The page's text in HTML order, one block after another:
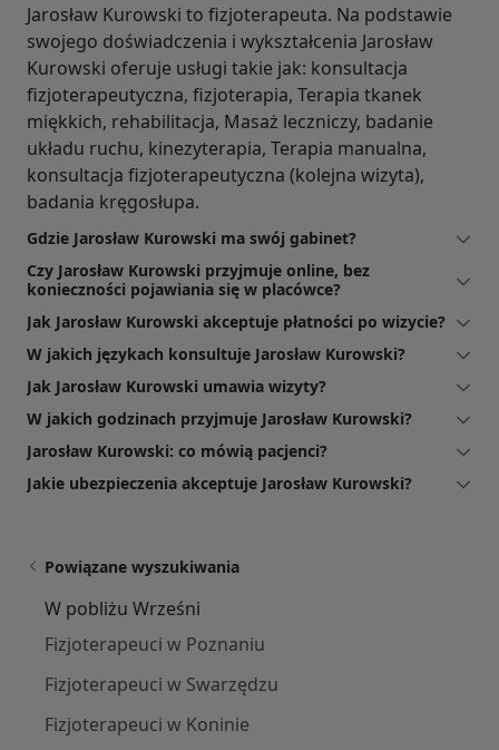
Jarosław Kurowski to fizjoterapeuta. Na podstawie
swojego doświadczenia i wykształcenia Jarosław
Kurowski oferuje usługi takie jak: konsultacja
fizjoterapeutyczna, fizjoterapia, Terapia tkanek
miękkich, rehabilitacja, Masaż leczniczy, badanie
układu ruchu, kinezyterapia, Terapia manualna,
konsultacja fizjoterapeutyczna (kolejna wizyta),
badania kręgosłupa.
Gdzie Jarosław Kurowski ma swój gabinet?
Czy Jarosław Kurowski przyjmuje online, bez
konieczności pojawiania się w placówce?
Jak Jarosław Kurowski akceptuje płatności po wizycie?
W jakich językach konsultuje Jarosław Kurowski?
Jak Jarosław Kurowski umawia wizyty?
W jakich godzinach przyjmuje Jarosław Kurowski?
Jarosław Kurowski: co mówią pacjenci?
Jakie ubezpieczenia akceptuje Jarosław Kurowski?
Powiązane wyszukiwania
W pobliżu Wrześni
Fizjoterapeuci w Poznaniu
Fizjoterapeuci w Swarzędzu
Fizjoterapeuci w Koninie